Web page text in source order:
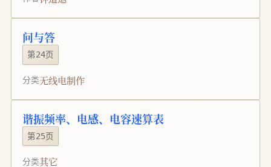
问与答
第24页
分类无线电制作
谐振频率、电感、电容速算表
第25页
分类其它